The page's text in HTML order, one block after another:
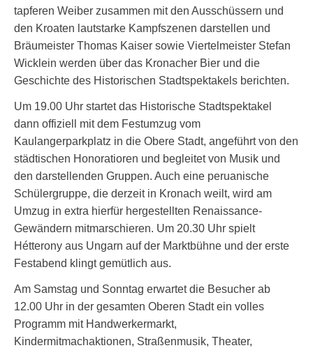
tapferen Weiber zusammen mit den Ausschüssern und
den Kroaten lautstarke Kampfszenen darstellen und
Bräumeister Thomas Kaiser sowie Viertelmeister Stefan
Wicklein werden über das Kronacher Bier und die
Geschichte des Historischen Stadtspektakels berichten.
Um 19.00 Uhr startet das Historische Stadtspektakel
dann offiziell mit dem Festumzug vom
Kaulangerparkplatz in die Obere Stadt, angeführt von den
städtischen Honoratioren und begleitet von Musik und
den darstellenden Gruppen. Auch eine peruanische
Schülergruppe, die derzeit in Kronach weilt, wird am
Umzug in extra hierfür hergestellten Renaissance-
Gewändern mitmarschieren. Um 20.30 Uhr spielt
Hétterony aus Ungarn auf der Marktbühne und der erste
Festabend klingt gemütlich aus.
Am Samstag und Sonntag erwartet die Besucher ab
12.00 Uhr in der gesamten Oberen Stadt ein volles
Programm mit Handwerkermarkt,
Kindermitmachaktionen, Straßenmusik, Theater,